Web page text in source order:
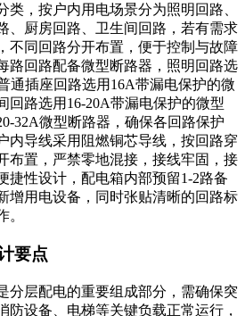
类，按户内用电场景分为照明回路、
、厨房回路、卫生间回路，若有需求
不同回路分开布置，便于控制与故障
路回路配备微型断路器，照明回路选
通插座回路选用16A带漏电保护的微
回路选用16-20A带漏电保护的微型
32A微型断路器，确保各回路保护
内导线采用阻燃铜芯导线，按回路穿
布置，严禁零地混接，接线牢固，接
捷性设计，配电箱内部预留1-2路备
增用电设备，同时张贴清晰的回路标
。
要点
分层配电的重要组成部分，需确保突
防设备、电梯等关键负载正常运行，